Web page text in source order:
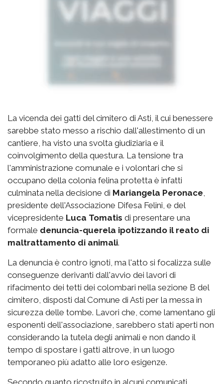
La vicenda dei gatti del cimitero di Asti, il cui benessere
sarebbe stato messo a rischio dall'allestimento di un
cantiere, ha visto una svolta giudiziaria e il
coinvolgimento della questura. La tensione tra
l'amministrazione comunale e i volontari che si
occupano della colonia felina protetta è infatti
culminata nella decisione di Mariangela Peronace
presidente dell'Associazione Difesa Felini, e del
vicepresidente Luca Tomatis di presentare una
formale denuncia-querela ipotizzando il reato di
maltrattamento di animali.
La denuncia è contro ignoti, ma l'atto si focalizza sulle
conseguenze derivanti dall'avvio dei lavori di
rifacimento dei tetti dei colombari nella sezione B del
cimitero, disposti dal Comune di Asti per la messa in
sicurezza delle tombe. Lavori che, come lamentano gli
esponenti dell'associazione, sarebbero stati aperti non
considerando la tutela degli animali e non dando il
tempo di spostare i gatti altrove, in un luogo
temporaneo più adatto alle loro esigenze.
Secondo quanto ricostruito in alcuni comunicati